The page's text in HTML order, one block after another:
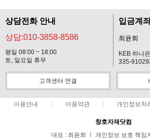
상담전화 안내
상담:010-3858-8586
평일 08:00 ~ 18:00
토, 일요일 휴무
입금계
최윤희
KEB 하나
335-
고객센터 연결
이용안내 이용약관 개인정보처
창호자재닷컴
대표 : 최윤희 ㅣ 개인정보 보호 책임